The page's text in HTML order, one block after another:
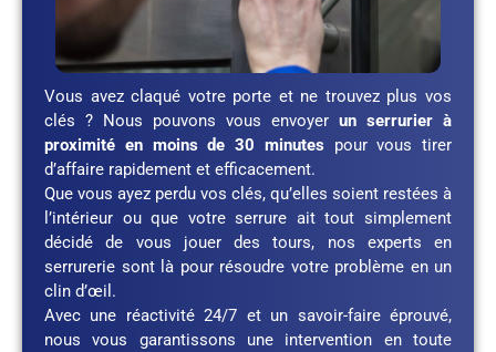
Vous avez claqué votre porte et ne trouvez plus vos
clés ? Nous pouvons vous envoyer un serrurier à
proximité en moins de 30 minutes pour vous tirer
d’affaire rapidement et efficacement.
Que vous ayez perdu vos clés, qu’elles soient restées à
l’intérieur ou que votre serrure ait tout simplement
décidé de vous jouer des tours, nos experts en
serrurerie sont là pour résoudre votre problème en un
clin d’œil.
Avec une réactivité 24/7 et un savoir-faire éprouvé,
nous vous garantissons une intervention en toute